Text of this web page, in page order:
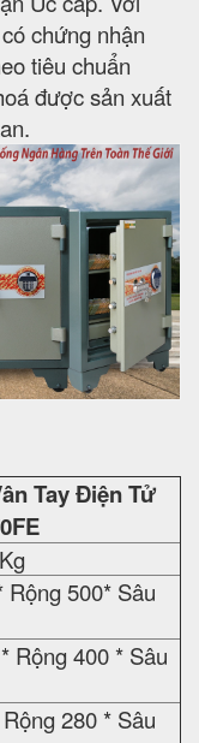
chứng nhận
tiêu chuẩn
được sản xuất
Tay Điện Tử
Rộng 500* Sâu
Rộng 400 * Sâu
280 * Sâu